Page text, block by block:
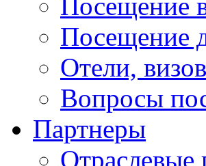
Посещение
Посещение
Отели,
Вопросы
Партнеры
Отраслевые